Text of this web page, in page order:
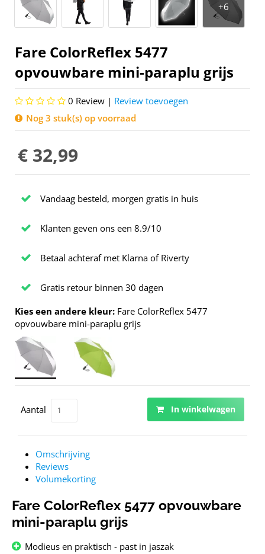
Fare ColorReflex 5477
opvouwbare mini-paraplu grijs
0 Review | Review toevoegen
Nog 3 stuk(s) op voorraad
€ 32,99
Vandaag besteld, morgen gratis in huis
Klanten geven ons een 8.9/10
Betaal achteraf met Klarna of Riverty
Gratis retour binnen 30 dagen
Kies een andere kleur: Fare ColorReflex 5477
opvouwbare mini-paraplu grijs
Aantal In winkelwagen
Omschrijving
Reviews
Volumekorting
Fare ColorReflex 5477 opvouwbare
mini-paraplu grijs
Modieus en praktisch - past in jaszak